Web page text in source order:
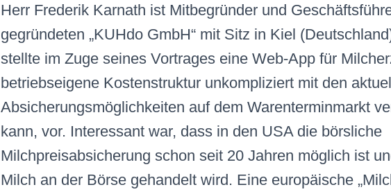
Herr Frederik Karnath ist Mitbegründer und
gegründeten „KUHdo GmbH“ mit Sitz in Kiel
stellte im Zuge seines Vortrages eine Web-App für
betriebseigene Kostenstruktur unkompliziert mit den
Absicherungsmöglichkeiten auf dem Warenterminmarkt
kann, vor. Interessant war, dass in den USA die börsliche
Milchpreisabsicherung schon seit 20 Jahren möglich ist
Milch an der Börse gehandelt wird. Eine europäische